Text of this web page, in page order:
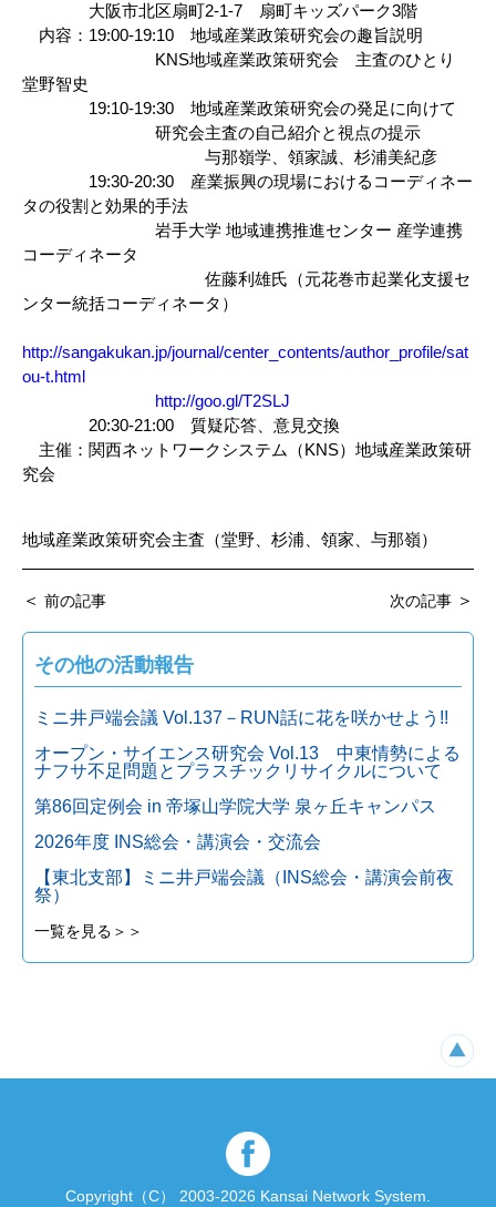
大阪市北区扇町2-1-7 扇町キッズパーク3階
内容：19:00-19:10 地域産業政策研究会の趣旨説明
KNS地域産業政策研究会 主査のひとり
堂野智史
19:10-19:30 地域産業政策研究会の発足に向けて
研究会主査の自己紹介と視点の提示
与那嶺学、領家誠、杉浦美紀彦
19:30-20:30 産業振興の現場におけるコーディネー
タの役割と効果的手法
岩手大学 地域連携推進センター 産学連携
コーディネータ
佐藤利雄氏（元花巻市起業化支援セ
ンター統括コーディネータ）
http://sangakukan.jp/journal/center_contents/author_profile/sat
ou-t.html
http://goo.gl/T2SLJ
20:30-21:00 質疑応答、意見交換
主催：関西ネットワークシステム（KNS）地域産業政策研
究会
地域産業政策研究会主査（堂野、杉浦、領家、与那嶺）
＜ 前の記事 次の記事 ＞
その他の活動報告
ミニ井戸端会議 Vol.137－RUN話に花を咲かせよう!!
オープン・サイエンス研究会 Vol.13 中東情勢による
ナフサ不足問題とプラスチックリサイクルについて
第86回定例会 in 帝塚山学院大学 泉ヶ丘キャンパス
2026年度 INS総会・講演会・交流会
【東北支部】ミニ井戸端会議（INS総会・講演会前夜
祭）
一覧を見る＞＞
Copyright（C） 2003-2026 Kansai Network System.